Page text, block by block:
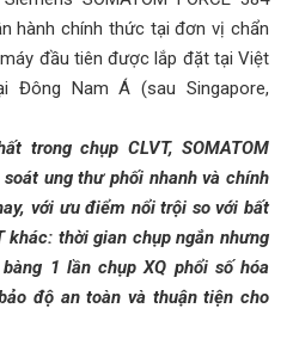
hành chính thức tại đơn vị chẩn
đầu tiên được lắp đặt tại Việt
Nam Á (sau Singapore,
trong chụp CLVT, SOMATOM
ung thư phối nhanh và chính
với ưu điểm nổi trội so với bất
khác: thời gian chụp ngắn nhưng
1 lần chụp XQ phổi số hóa
độ an toàn và thuận tiện cho